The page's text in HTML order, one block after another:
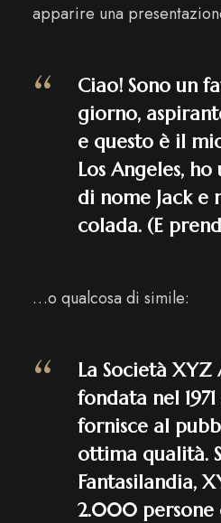
apparire una
Ciao! Sono un
giorno,
e questo è il
Los Angeles,
di nome Jack e
colada. (E
…o qualcosa di simile:
La Società
fondata nel
fornisce al
ottima qualità.
Fantasilandia,
2.000 persone